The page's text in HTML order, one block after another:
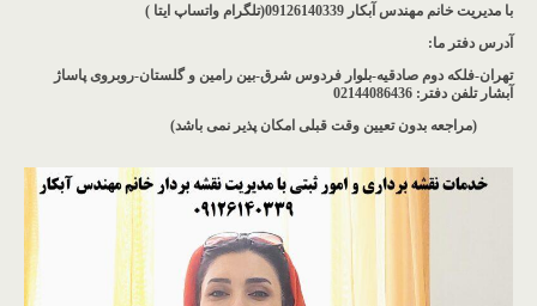
با مدیریت خانم مهندس آبکار 09126140339(تلگرام واتساپ ایتا )
آدرس دفتر ما:
تهران-فلکه دوم صادقیه-بلوار فردوس شرق-بین رامین و گلستان-روبروی پاساژ
آبشار تلفن دفتر: 02144086436
(مراجعه بدون تعیین وقت قبلی امکان پذیر نمی باشد)